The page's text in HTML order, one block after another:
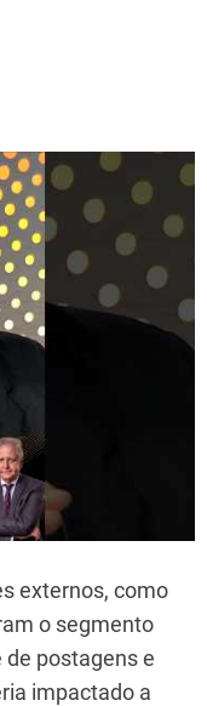
externos, como
o segmento
postagens e
impactado a